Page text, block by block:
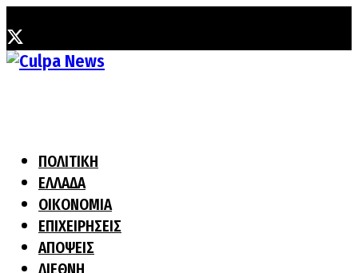
ΠΟΛΙΤΙΚΗ
ΕΛΛΑΔΑ
ΟΙΚΟΝΟΜΙΑ
ΕΠΙΧΕΙΡΗΣΕΙΣ
ΑΠΟΨΕΙΣ